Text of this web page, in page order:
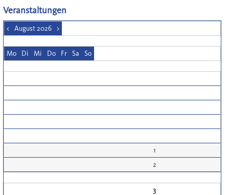
Veranstaltungen
< August 2026 >
Mo Di Mi Do Fr Sa So
1
2
3